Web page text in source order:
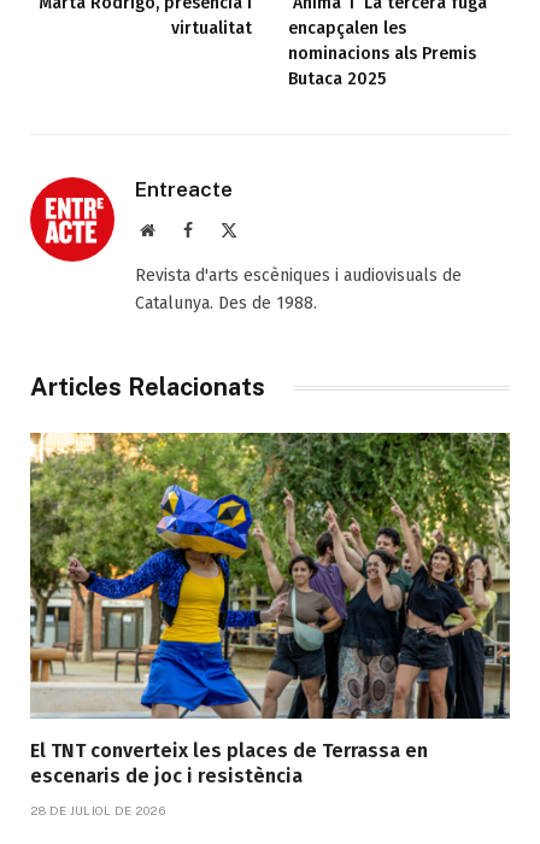
virtualitat
encapçalen les
nominacions als Premis
Butaca 2025
Entreacte
Web Facebook
Revista d'arts escèniques i audiovisuals de
Catalunya. Des de 1988.
Articles Relacionats
El TNT converteix les places de Terrassa en
escenaris de joc i resistència
28 DE JULIOL DE 2026